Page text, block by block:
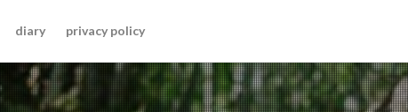
diary privacy policy